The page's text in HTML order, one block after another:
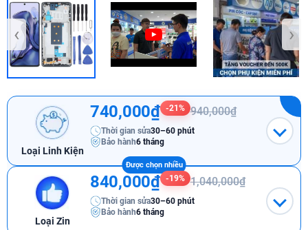
‹ ›
Loại Linh Kiện
740,000₫ -21% 940,000₫
Thời gian sửa30–60 phút
Bảo hành6 tháng
Loại Zin
840,000₫ -19% 1,040,000₫
Thời gian sửa30–60 phút
Bảo hành6 tháng